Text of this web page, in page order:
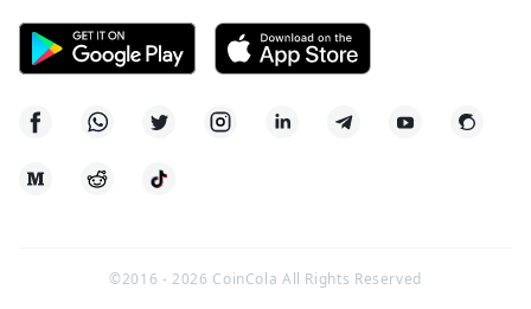
©2016 -2026 CoinCola All Rights Reserved